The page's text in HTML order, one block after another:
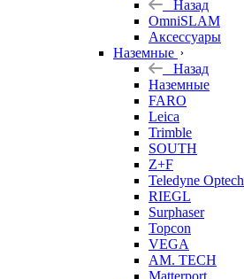
Назад
OmniSLAM
Аксессуары
Наземные
Назад
Наземные
FARO
Leica
Trimble
SOUTH
Z+F
Teledyne Optech
RIEGL
Surphaser
Topcon
VEGA
AM. TECH
Matterport